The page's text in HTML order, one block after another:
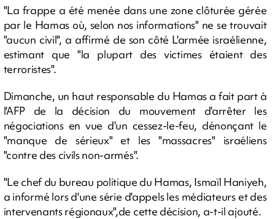
"La frappe a été menée dans une zone clôturée gérée
par le Hamas où, selon nos informations" ne se trouvait
"aucun civil", a affirmé de son côté L'armée israélienne,
estimant que "la plupart des victimes étaient des
terroristes".
Dimanche, un haut responsable du Hamas a fait part à
l'AFP de la décision du mouvement d'arrêter les
négociations en vue d'un cessez-le-feu, dénonçant le
"manque de sérieux" et les "massacres" israéliens
"contre des civils non-armés".
"Le chef du bureau politique du Hamas, Ismaïl Haniyeh,
a informé lors d'une série d'appels les médiateurs et des
intervenants régionaux",de cette décision, a-t-il ajouté.